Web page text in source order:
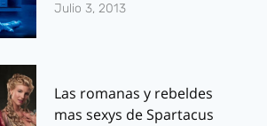
Julio 3, 2013
Las romanas y rebeldes
mas sexys de Spartacus